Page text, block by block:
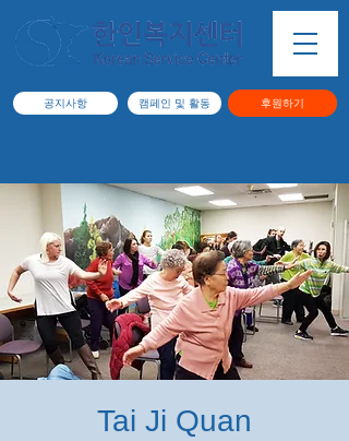
공지사항 캠페인 및 활동 후원하기
Tai Ji Quan